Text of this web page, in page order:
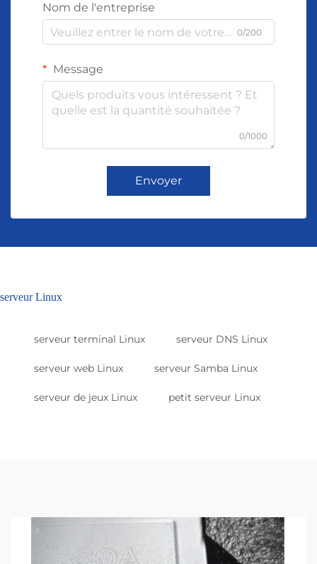
Nom de l'entreprise
0/200
Message
0/1000
Envoyer
serveur Linux
serveur terminal Linux serveur DNS Linux
serveur web Linux serveur Samba Linux
serveur de jeux Linux petit serveur Linux